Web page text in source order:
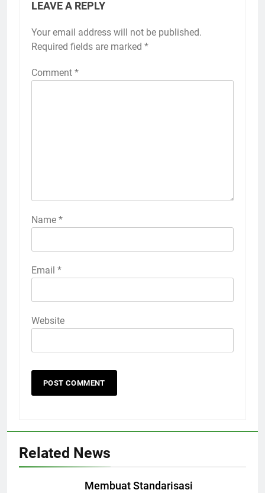
LEAVE A REPLY
Your email address will not be published.
Required fields are marked *
Comment *
Name *
Email *
Website
Related News
Membuat Standarisasi